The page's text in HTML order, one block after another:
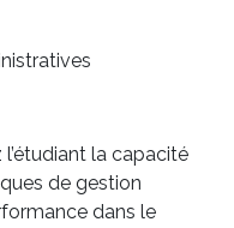
la capacité
de gestion
dans le